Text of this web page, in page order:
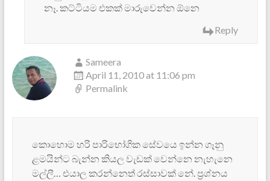
නෑ. කට්ටියම එකක් මාරුවෙන්න ඕනෙ
Reply
Sameera
April 11, 2010 at 11:06 pm
Permalink
කොහොම හරි පාරිභෝගික සේවයෙ ඉන්න ගෑනු
ළමයින්ට බැන්න කියල වැඩක් වෙන්නෙ නැහැනෙ
මල්ලී… එයාල කරන්නෙත් රස්සාවක් නේ. ප්‍රශ්නය